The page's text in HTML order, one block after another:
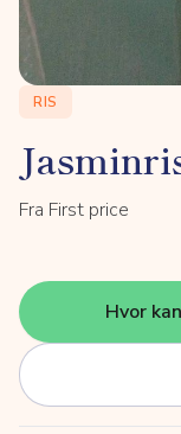
RIS
Fra First price
Hvor